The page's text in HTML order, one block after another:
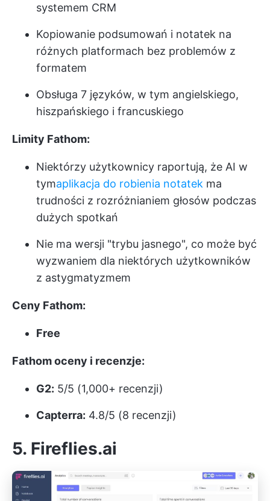
systemem CRM
Kopiowanie podsumowań i notatek na
różnych platformach bez problemów z
formatem
Obsługa 7 języków, w tym angielskiego,
hiszpańskiego i francuskiego
Limity Fathom:
Niektórzy użytkownicy raportują, że AI w
tymaplikacja do robienia notatek ma
trudności z rozróżnianiem głosów podczas
dużych spotkań
Nie ma wersji "trybu jasnego", co może być
wyzwaniem dla niektórych użytkowników
z astygmatyzmem
Ceny Fathom:
Free
Fathom oceny i recenzje:
G2: 5/5 (1,000+ recenzji)
Capterra: 4.8/5 (8 recenzji)
5. Fireflies.ai